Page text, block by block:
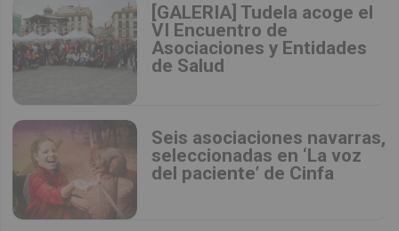
[GALERIA] Tudela acoge el
VI Encuentro de
Asociaciones y Entidades
de Salud
Seis asociaciones navarras,
seleccionadas en ‘La voz
del paciente’ de Cinfa